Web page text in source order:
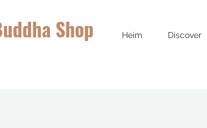
Shop Heim Discover